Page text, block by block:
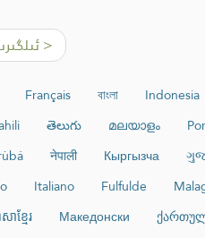
<
Indonesia
বাংলা
Français
മലയാളം
తెలుగు
Кыргызча
नेपाली
Fulfulde
Italiano
Македонски
ាខ្មែរ